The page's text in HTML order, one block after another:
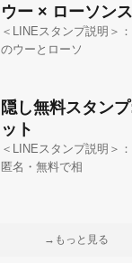
ウー × ローソン
＜LINEスタンプ説明＞
のウーとローソ
隠し無料スタン
ット
＜LINEスタンプ説明＞
匿名・無料で相
→もっと見る